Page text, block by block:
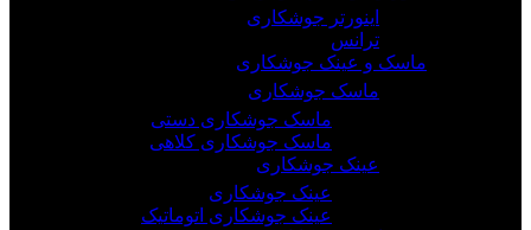
اینورتر جوشکاری
ترانس
ماسک و عینک جوشکاری
ماسک جوشکاری
ماسک جوشکاری دستی
ماسک جوشکاری کلاهی
عینک جوشکاری
عینک جوشکاری
عینک جوشکاری اتوماتیک